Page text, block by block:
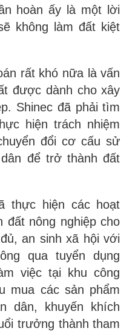
hoàn ấy là một lời
không làm đất kiệt
rất khó nữa là vấn
được dành cho xây
Shinec đã phải tìm
hiện trách nhiệm
đổi cơ cấu sử
để trở thành đất
thực hiện các hoạt
đất nông nghiệp cho
an sinh xã hội với
qua tuyển dụng
việc tại khu công
mua các sản phẩm
dân, khuyến khích
trưởng thành tham